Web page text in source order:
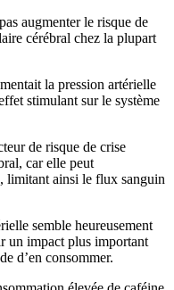
augmenter le risque de
cérébral chez la plupart
la pression artérielle
stimulant sur le système
de risque de crise
car elle peut
limitant ainsi le flux sanguin
semble heureusement
un impact plus important
d’en consommer.